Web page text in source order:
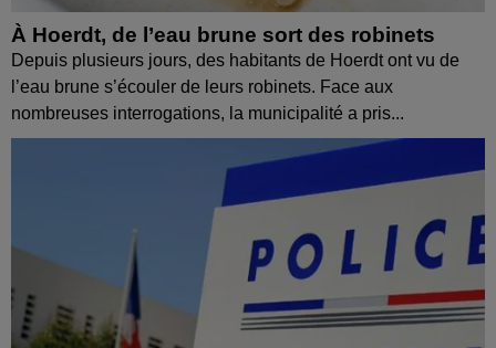
À Hoerdt, de l’eau brune sort des robinets
Depuis plusieurs jours, des habitants de Hoerdt ont vu de
l’eau brune s’écouler de leurs robinets. Face aux
nombreuses interrogations, la municipalité a pris...